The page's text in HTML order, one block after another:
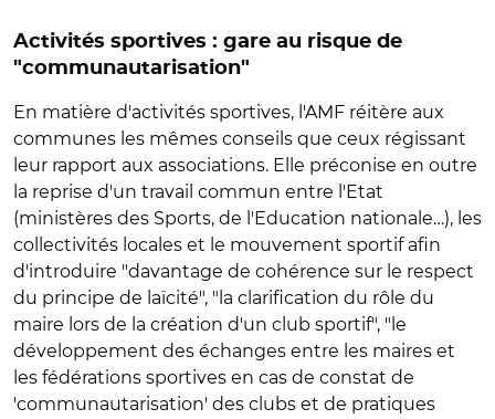
Activités sportives : gare au risque de
"communautarisation"
En matière d'activités sportives, l'AMF réitère aux
communes les mêmes conseils que ceux régissant
leur rapport aux associations. Elle préconise en outre
la reprise d'un travail commun entre l'Etat
(ministères des Sports, de l'Education nationale…), les
collectivités locales et le mouvement sportif afin
d'introduire "davantage de cohérence sur le respect
du principe de laïcité", "la clarification du rôle du
maire lors de la création d'un club sportif", "le
développement des échanges entre les maires et
les fédérations sportives en cas de constat de
'communautarisation' des clubs et de pratiques